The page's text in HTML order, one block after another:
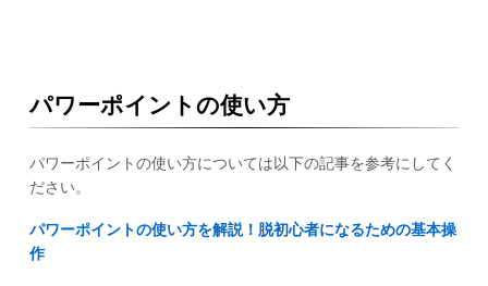
パワーポイントの使い方
パワーポイントの使い方については以下の記事を参考にしてく
ださい。
パワーポイントの使い方を解説！脱初心者になるための基本操
作